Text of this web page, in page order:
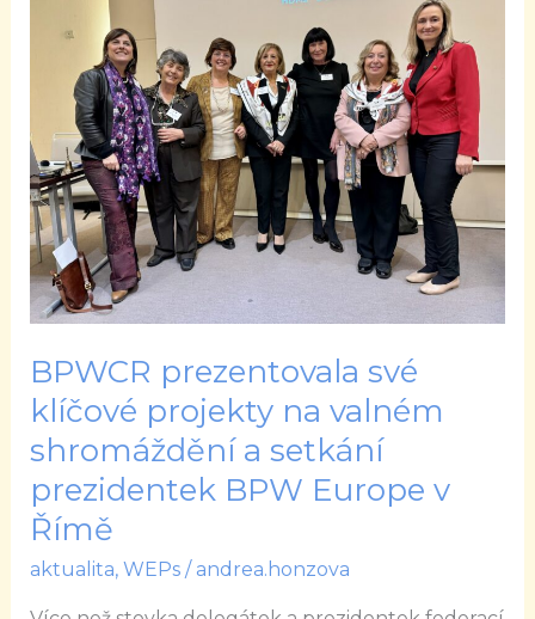
BPWCR prezentovala své
klíčové projekty na valném
shromáždění a setkání
prezidentek BPW Europe v
Římě
aktualita, WEPs/ andrea.honzova
prezentovala
klíčové
projekty
na
valném
shromáždění
a
setkání
prezidentek
BPW
Europe
Římě